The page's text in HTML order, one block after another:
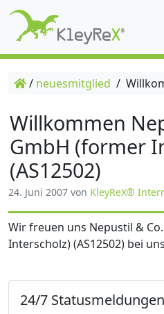
/ neuesmitglied /
Willkommen
GmbH (former
(AS12502)
24. Juni 2007 von KleyReX®
Wir freuen uns Nepustil &
Interscholz) (AS12502) bei
24/7 Statusmeldungen